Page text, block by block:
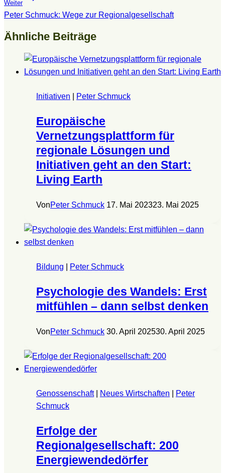
Weiter
Peter Schmuck: Wege zur Regionalgesellschaft
Ähnliche Beiträge
Initiativen Peter Schmuck
Europäische
Vernetzungsplattform für
regionale Lösungen und
Initiativen geht an den Start:
Living Earth
VonPeter Schmuck 17. Mai 202323. Mai 2025
Bildung Peter Schmuck
Psychologie des Wandels: Erst
mitfühlen – dann selbst denken
VonPeter Schmuck 30. April 202530. April 2025
Genossenschaft| Neues Wirtschaften
Peter
Schmuck
Erfolge der
Regionalgesellschaft: 200
Energiewendedörfer